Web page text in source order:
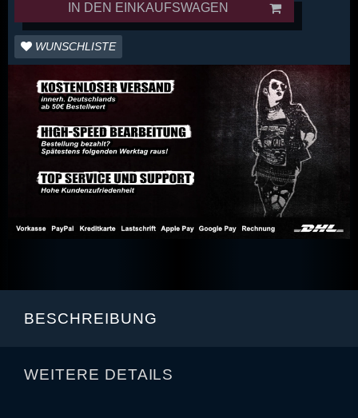
IN DEN EINKAUFSWAGEN
WUNSCHLISTE
BESCHREIBUNG
WEITERE DETAILS